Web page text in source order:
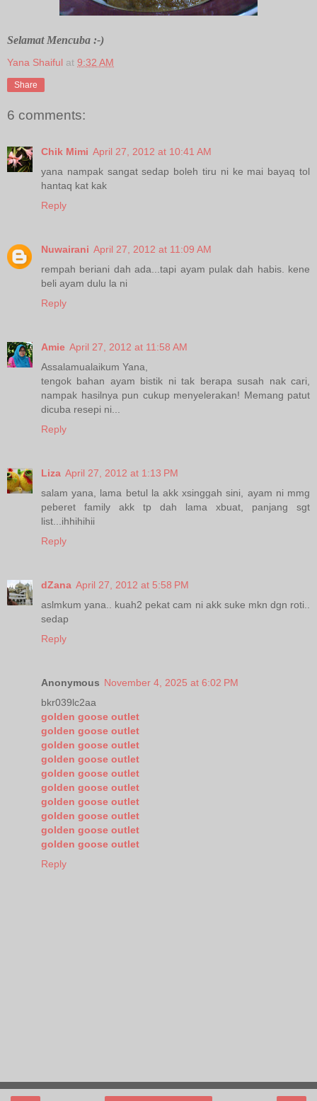
Selamat Mencuba :-)
Yana Shaiful at 9:32 AM
Share
6 comments:
Chik Mimi April 27, 2012 at 10:41 AM
yana nampak sangat sedap boleh tiru ni ke mai bayaq tol
hantaq kat kak
Reply
Nuwairani April 27, 2012 at 11:09 AM
rempah beriani dah ada...tapi ayam pulak dah habis. kene
beli ayam dulu la ni
Reply
Amie April 27, 2012 at 11:58 AM
Assalamualaikum Yana,
tengok bahan ayam bistik ni tak berapa susah nak cari,
nampak hasilnya pun cukup menyelerakan! Memang patut
dicuba resepi ni...
Reply
Liza April 27, 2012 at 1:13 PM
salam yana, lama betul la akk xsinggah sini, ayam ni mmg
peberet family akk tp dah lama xbuat, panjang sgt
list...ihhihihii
Reply
dZana April 27, 2012 at 5:58 PM
aslmkum yana.. kuah2 pekat cam ni akk suke mkn dgn roti..
sedap
Reply
Anonymous November 4, 2025 at 6:02 PM
bkr039lc2aa
golden goose outlet
golden goose outlet
golden goose outlet
golden goose outlet
golden goose outlet
golden goose outlet
golden goose outlet
golden goose outlet
golden goose outlet
golden goose outlet
Reply